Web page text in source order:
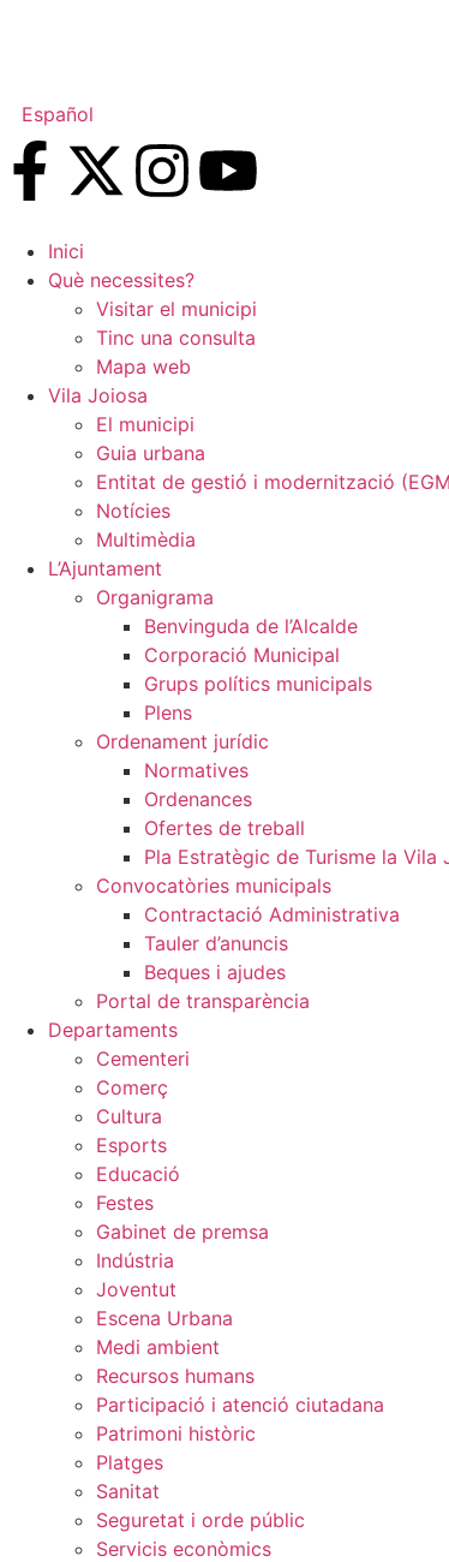
Español
Inici
Què necessites?
Visitar el municipi
Tinc una consulta
Mapa web
Vila Joiosa
El municipi
Guia urbana
Entitat de gestió i modernització
Notícies
Multimèdia
L’Ajuntament
Organigrama
Benvinguda de l’Alcalde
Corporació Municipal
Grups polítics municipals
Plens
Ordenament jurídic
Normatives
Ordenances
Ofertes de treball
Pla Estratègic de Turisme la Vila
Convocatòries municipals
Contractació Administrativa
Tauler d’anuncis
Beques i ajudes
Portal de transparència
Departaments
Cementeri
Comerç
Cultura
Esports
Educació
Festes
Gabinet de premsa
Indústria
Joventut
Escena Urbana
Medi ambient
Recursos humans
Participació i atenció ciutadana
Patrimoni històric
Platges
Sanitat
Seguretat i orde públic
Servicis econòmics